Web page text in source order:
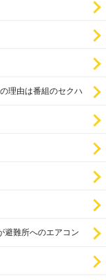
理由は番組のセクハ
避難所へのエアコン